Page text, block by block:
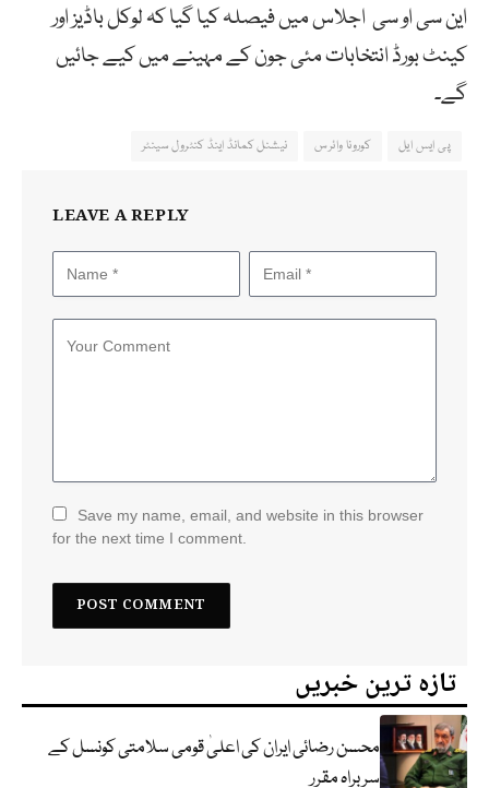
این سی او سی اجلاس میں فیصلہ کیا گیا کہ لوکل باڈیز اور
کینٹ بورڈ انتخابات مئی جون کے مہینے میں کیے جائیں
گے۔
پی ایس ایل کورونا وائرس نیشنل کمانڈ اینڈ کنٹرول سینٹر
LEAVE A REPLY
Save my name, email, and website in this browser
for the next time I comment.
تازہ ترین خبریں
محسن رضائی ایران کی اعلیٰ قومی سلامتی کونسل کے
سربراہ مقرر